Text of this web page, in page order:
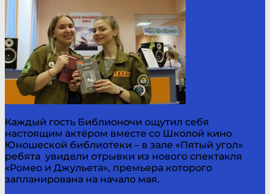
Каждый гость Библионочи ощутил себя
настоящим актёром вместе со Школой кино
Юношеской библиотеки – в зале «Пятый угол»
ребята увидели отрывки из нового спектакля
«Ромео и Джульета», премьера которого
запланирована на начало мая.